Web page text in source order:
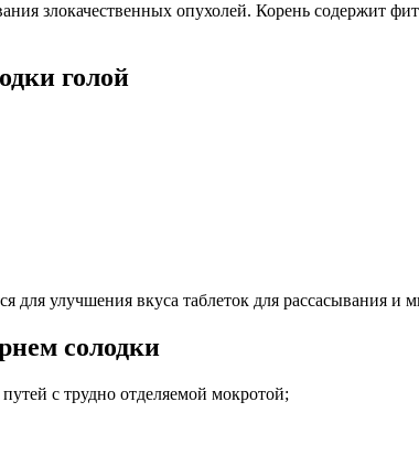
злокачественных опухолей. Корень содержит
голой
для улучшения вкуса таблеток для рассасывания и
солодки
с трудно отделяемой мокротой;